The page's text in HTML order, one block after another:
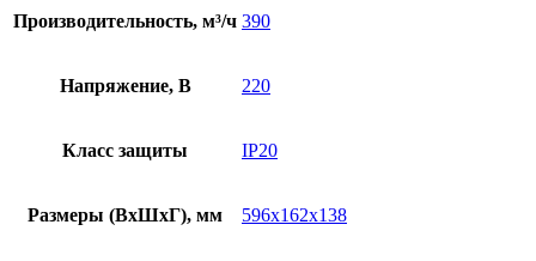
Производительность, м³/ч 390
Напряжение, В 220
Класс защиты IP20
Размеры (ВхШхГ), мм 596x162x138